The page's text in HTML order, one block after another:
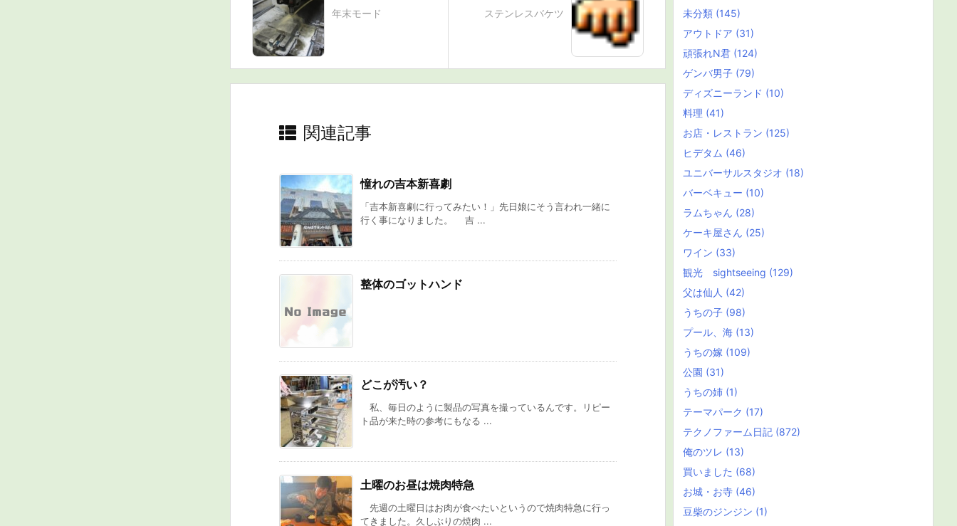
ステンレスバケツ
年末モード
関連記事
憧れの吉本新喜劇
「吉本新喜劇に行ってみたい！」先日娘にそう言われ一緒に
行く事になりました。 吉 ...
整体のゴットハンド
どこが汚い？
私、毎日のように製品の写真を撮っているんです。リピー
ト品が来た時の参考にもなる ...
土曜のお昼は焼肉特急
先週の土曜日はお肉が食べたいというので焼肉特急に行っ
てきました。久しぶりの焼肉 ...
未分類 (145)
アウトドア (31)
頑張れN君 (124)
ゲンバ男子 (79)
ディズニーランド (10)
料理 (41)
お店・レストラン (125)
ヒデタム (46)
ユニバーサルスタジオ (18)
バーベキュー (10)
ラムちゃん (28)
ケーキ屋さん (25)
ワイン (33)
観光 sightseeing (129)
父は仙人 (42)
うちの子 (98)
プール、海 (13)
うちの嫁 (109)
公園 (31)
うちの姉 (1)
テーマパーク (17)
テクノファーム日記 (872)
俺のツレ (13)
買いました (68)
お城・お寺 (46)
豆柴のジンジン (1)